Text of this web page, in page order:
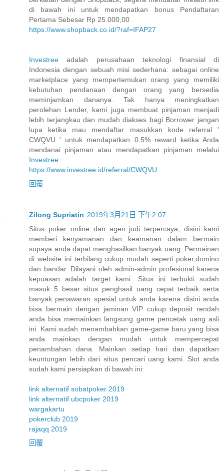
di bawah ini untuk mendapatkan bonus Pendaftaran
Pertama Sebesar Rp 25.000,00 .
https://www.shopback.co.id/?raf=IFAP27
Investree adalah perusahaan teknologi finansial di
Indonesia dengan sebuah misi sederhana: sebagai online
marketplace yang mempertemukan orang yang memiliki
kebutuhan pendanaan dengan orang yang bersedia
meminjamkan dananya. Tak hanya meningkatkan
perolehan Lender, kami juga membuat pinjaman menjadi
lebih terjangkau dan mudah diakses bagi Borrower jangan
lupa ketika mau mendaftar masukkan kode referral '
CWQVU ' untuk mendapatkan 0.5% reward ketika Anda
mendanai pinjaman atau mendapatkan pinjaman melalui
Investree
https://www.investree.id/referral/CWQVU
回覆
Zilong Supriatin 2019年3月21日 下午2:07
Situs poker online dan agen judi terpercaya, disini kami
memberi kenyamanan dan keamanan dalam bermain
supaya anda dapat menghasilkan banyak uang. Permainan
di website ini terbilang cukup mudah seperti poker,domino
dan bandar. Dilayani oleh admin-admin profesional karena
kepuasan adalah target kami. Situs ini terbukti sudah
masuk 5 besar situs penghasil uang cepat terbaik serta
banyak penawaran spesial untuk anda karena disini anda
bisa bermain dengan jaminan VIP cukup deposit rendah
anda bisa memainkan langsung game pencetak uang asli
ini. Kami sudah menambahkan game-game baru yang bisa
anda mainkan dengan mudah untuk mempercepat
penambahan dana. Mainkan setiap hari dan dapatkan
keuntungan lebih dari situs pencari uang kami. Slot anda
sudah kami persiapkan di bawah ini:
link alternatif sobatpoker 2019
link alternatif ubcpoker 2019
wargakartu
pokerclub 2019
rajaqq 2019
回覆